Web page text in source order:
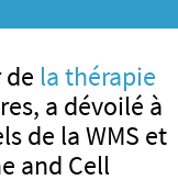
la thérapie
a dévoilé à
de la WMS et
and Cell